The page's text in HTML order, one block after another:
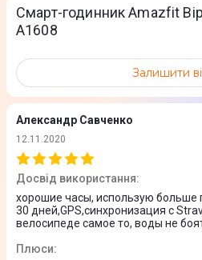
Повідомлення про вхідний дзвінок
Моніторинг
Серцевого ритму
Фізичної активності
Особливості
Вібрація
Повідомлення
оповіщення повідомлень
оповіщення соцмереж
Функції
Смарт-годинник Amazfit
A1608
Залишити
Александр Савченко
12.11.2020
Досвід використання:
хорошие часы, использую больше
30 дней,GPS,синхронизация с
велосипеде самое то, воды не
Плюси: